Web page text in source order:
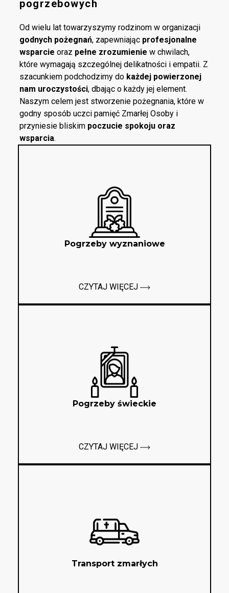
pogrzebowych
Od wielu lat towarzyszymy rodzinom w organizacji
godnych pożegnań, zapewniając profesjonalne
wsparcie oraz pełne zrozumienie w chwilach,
które wymagają szczególnej delikatności i empatii. Z
szacunkiem podchodzimy do każdej powierzonej
nam uroczystości, dbając o każdy jej element.
Naszym celem jest stworzenie pożegnania, które w
godny sposób uczci pamięć Zmarłej Osoby i
przyniesie bliskim poczucie spokoju oraz
wsparcia.
Pogrzeby wyznaniowe
CZYTAJ WIĘCEJ
Pogrzeby świeckie
CZYTAJ WIĘCEJ
Transport zmarłych